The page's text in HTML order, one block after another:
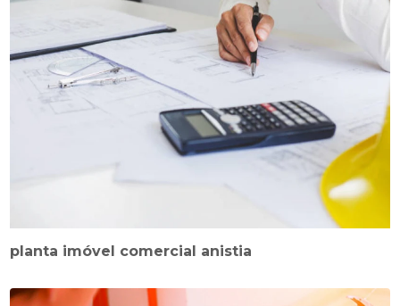
planta imóvel comercial anistia